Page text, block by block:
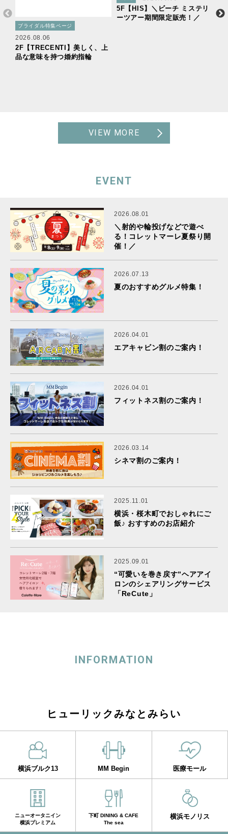
ブライダル特集ページ
2026.08.06
2F【TRECENTI】美しく、上
品な意味を持つ婚約指輪
5F【HIS】＼ビーチ ミステリ
ーツアー期間限定販売！／
VIEW MORE
EVENT
2026.08.01
＼射的や輪投げなどで遊べ
る！コレットマーレ夏祭り開
催！／
2026.07.13
夏のおすすめグルメ特集！
2026.04.01
エアキャビン割のご案内！
2026.04.01
フィットネス割のご案内！
2026.03.14
シネマ割のご案内！
2025.11.01
横浜・桜木町でおしゃれにご
飯♪ おすすめのお店紹介
2025.09.01
“可愛いを巻き戻す”ヘアアイ
ロンのシェアリングサービス
「ReCute」
INFORMATION
ヒューリックみなとみらい
横浜ブルク13 MM Begin 医療モール
ニューオータニイン
横浜プレミアム
下町 DINING & CAFE
The sea
横浜モノリス